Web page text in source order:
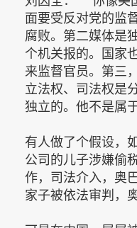
面要受反对党的监
腐败。第二媒体是
个机关报的。国家
来监督官员。第三
立法权、司法权是
独立的。他不是属
有人做了个假设，
公司的儿子涉嫌偷
作，司法介入，奥
家子被依法审判，